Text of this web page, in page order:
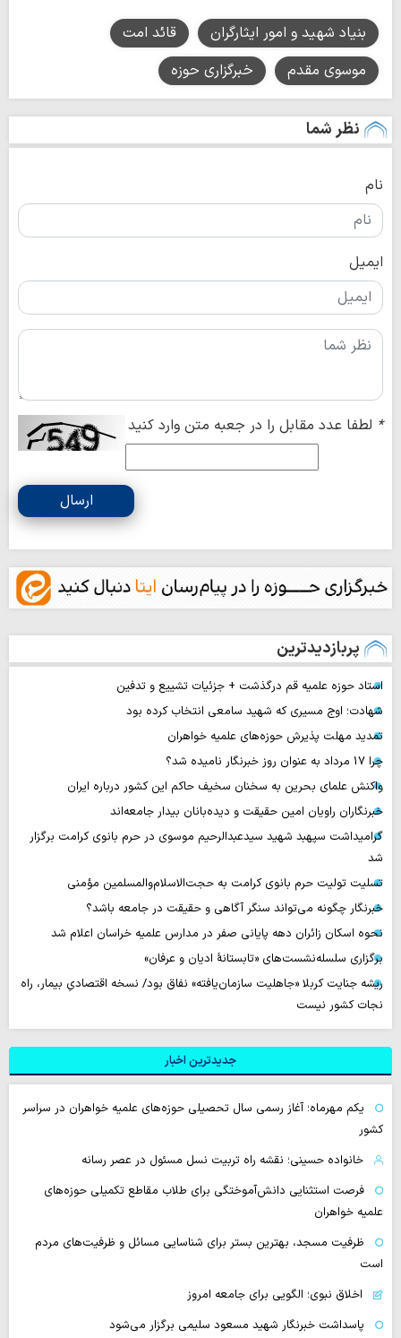
بنیاد شهید و امور ایثارگران
قائد امت
موسوی مقدم
خبرگزاری حوزه
نظر شما
نام
ایمیل
* لطفا عدد مقابل را در جعبه متن وارد کنید
ارسال
پربازدیدترین
استاد حوزه علمیه قم درگذشت + جزئیات تشییع و تدفین
شهادت؛ اوج مسیری که شهید سامعی انتخاب کرده بود
تمدید مهلت پذیرش حوزه‌های علمیه خواهران
چرا 17 مرداد به عنوان روز خبرنگار نامیده شد؟
واکنش علمای بحرین به سخنان سخیف حاکم این کشور درباره ایران
خبرنگاران راویان امین حقیقت و دیده‌بانان بیدار جامعه‌اند
گرامیداشت سپهبد شهید سیدعبدالرحیم موسوی در حرم بانوی کرامت برگزار
شد
تسلیت تولیت حرم بانوی کرامت به حجت‌الاسلام‌والمسلمین مؤمنی
خبرنگار چگونه می‌تواند سنگر آگاهی و حقیقت در جامعه باشد؟
نحوه اسکان زائران دهه پایانی صفر در مدارس علمیه خراسان اعلام شد
برگزاری سلسله‌نشست‌های «تابستانهٔ ادیان و عرفان»
ریشه جنایت کربلا «جاهلیت سازمان‌یافته» نفاق بود/ نسخه اقتصادیِ بیمار، راه
نجات کشور نیست
جدیدترین اخبار
یکم مهرماه؛ آغاز رسمی سال تحصیلی حوزه‌های علمیه خواهران در سراسر
کشور
خانواده حسینی؛ نقشه راه تربیت نسل مسئول در عصر رسانه
فرصت استثنایی دانش‌آموختگی برای طلاب مقاطع تکمیلی حوزه‌های
علمیه خواهران
ظرفیت مسجد، بهترین بستر برای شناسایی مسائل و ظرفیت‌های مردم
است
اخلاق نبوی؛ الگویی برای جامعه امروز
پاسداشت خبرنگار شهید مسعود سلیمی برگزار می‌شود